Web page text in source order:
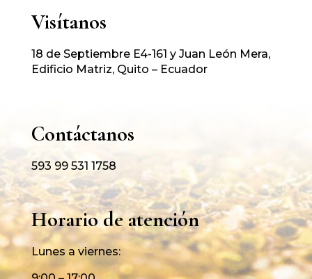
Visítanos
18 de Septiembre E4-161 y Juan León Mera,
Edificio Matriz, Quito – Ecuador
Contáctanos
593 99 531 1758
Horario de atención
Lunes a viernes: